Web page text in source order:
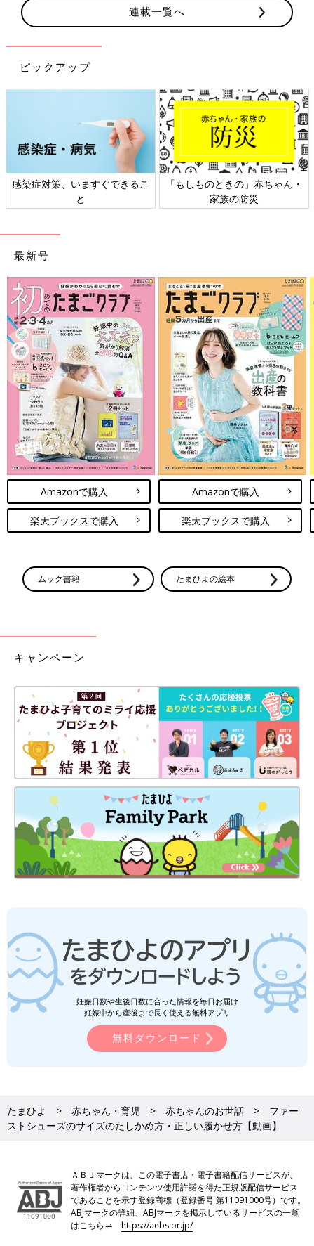
連載一覧へ
ピックアップ
のときの」赤ちゃん・
日本外来小児科学会リーフレッ
六星占
最新号
Amazonで購入
楽天ブックスで購入
Amazonで購入
楽天ブックスで購入
ムック書籍 たまひよの絵本
キャンペーン
妊娠日数や生後日数に合った情報を毎日お届け
妊娠中から産後まで長く使える無料アプリ
無料ダウンロード
たまひよ 赤ちゃん・育児 赤ちゃんのお世話
ファー
ストシューズのサイズのたしかめ方・正しい履かせ方【動画】
ＡＢＪマークは、この電子書店・電子書籍配信サービスが、
著作権者からコンテンツ使用許諾を得た正規版配信サービス
であることを示す登録商標（登録番号 第11091000号）です。
ABJマークの詳細、ABJマークを掲示しているサービスの一覧
はこちら→https://aebs.or.jp/